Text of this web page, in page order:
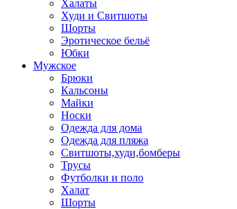
Халаты
Худи и Свитшоты
Шорты
Эротическое бельё
Юбки
Мужское
Брюки
Кальсоны
Майки
Носки
Одежда для дома
Одежда для пляжа
Свитшоты,худи,бомберы
Трусы
Футболки и поло
Халат
Шорты